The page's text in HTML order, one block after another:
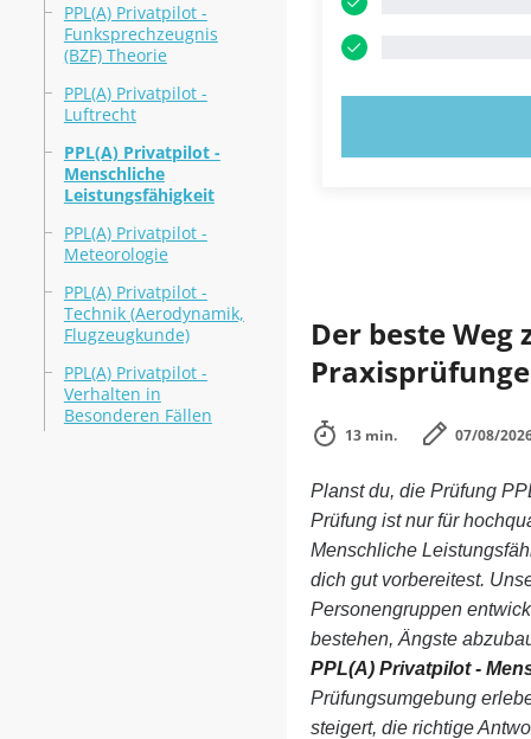
PPL(A) Privatpilot -
Funksprechzeugnis
(BZF) Theorie
PPL(A) Privatpilot -
Luftrecht
PPL(A) Privatpilot -
Menschliche
Leistungsfähigkeit
PPL(A) Privatpilot -
Meteorologie
PPL(A) Privatpilot -
Technik (Aerodynamik,
Flugzeugkunde)
PPL(A) Privatpilot -
Verhalten in
Besonderen Fällen
Der beste
13 min. 07/08/
Planst du, die Prüfung
Prüfung ist nur für
Menschliche
dich gut vorbereitest.
Personengruppen
bestehen, Ängste
PPL(A) Privatpilot -
Prüfungsumgebung
steigert, die richtige